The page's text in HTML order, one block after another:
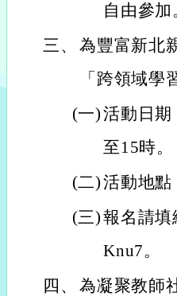
自由參加
三、 為豐富新北
「跨領域
(一)活動日期
至15時。
(二)活動地
(三)報名請填
Knu7。
四、 為凝聚教師